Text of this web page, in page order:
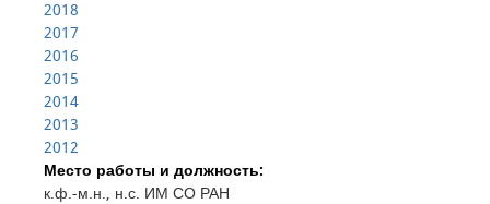
2018
2017
2016
2015
2014
2013
2012
Место работы и должность:
к.ф.-м.н., н.с. ИМ СО РАН